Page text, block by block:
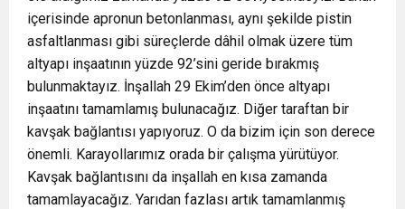
içerisinde apronun betonlanması, aynı şekilde pistin
asfaltlanması gibi süreçlerde dâhil olmak üzere tüm
altyapı inşaatının yüzde 92’sini geride bırakmış
bulunmaktayız. İnşallah 29 Ekim’den önce altyapı
inşaatını tamamlamış bulunacağız. Diğer taraftan bir
kavşak bağlantısı yapıyoruz. O da bizim için son derece
önemli. Karayollarımız orada bir çalışma yürütüyor.
Kavşak bağlantısını da inşallah en kısa zamanda
tamamlayacağız. Yarıdan fazlası artık tamamlanmış